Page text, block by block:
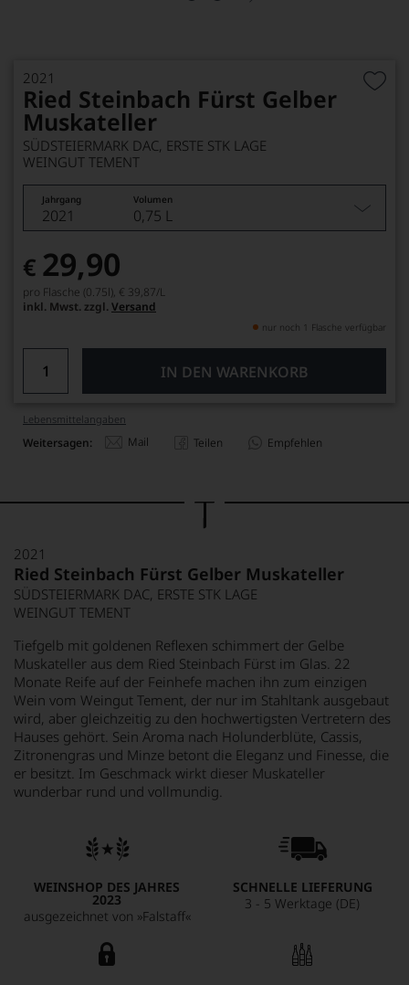
2021
Ried Steinbach Fürst Gelber
Muskateller
SÜDSTEIERMARK DAC, ERSTE STK LAGE
WEINGUT TEMENT
Jahrgang Volumen
2021 0,75 L
€ 29,90
pro Flasche (0.75l), € 39,87/L
inkl. Mwst. zzgl. Versand
nur noch 1 Flasche verfügbar
IN DEN WARENKORB
Lebensmittel­angaben
Weitersagen: Mail Teilen Empfehlen
2021
Ried Steinbach Fürst Gelber Muskateller
SÜDSTEIERMARK DAC, ERSTE STK LAGE
WEINGUT TEMENT
Tiefgelb mit goldenen Reflexen schimmert der Gelbe
Muskateller aus dem Ried Steinbach Fürst im Glas. 22
Monate Reife auf der Feinhefe machen ihn zum einzigen
Wein vom Weingut Tement, der nur im Stahltank ausgebaut
wird, aber gleichzeitig zu den hochwertigsten Vertretern des
Hauses gehört. Sein Aroma nach Holunderblüte, Cassis,
Zitronengras und Minze betont die Eleganz und Finesse, die
er besitzt. Im Geschmack wirkt dieser Muskateller
wunderbar rund und vollmundig.
WEINSHOP DES JAHRES
2023
ausgezeichnet von »Falstaff«
SCHNELLE LIEFERUNG
3 - 5 Werktage (DE)